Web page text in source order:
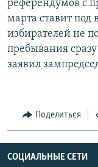
референдумов с
марта ставит под
избирателей не
пребывания
заявил
Поделиться
СОЦИАЛЬНЫЕ СЕТИ